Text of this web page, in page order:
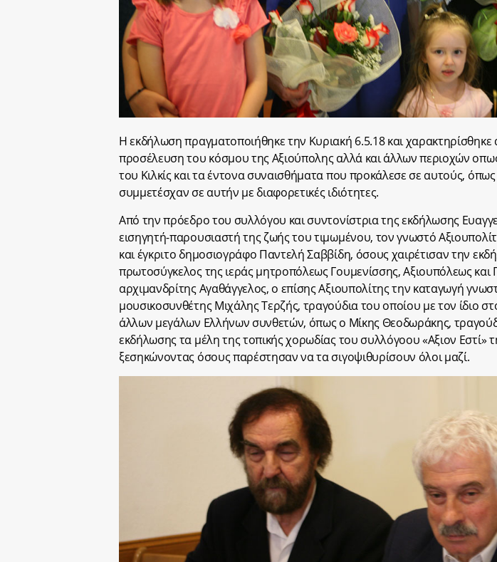
Η εκδήλωση πραγματοποιήθηκε την Κυριακή 6.5.18 και χαρακτηρίσθηκε
προσέλευση του κόσμου της Αξιούπολης αλλά και άλλων περιοχών
του Κιλκίς και τα έντονα συναισθήματα που προκάλεσε σε αυτούς,
συμμετέσχαν σε αυτήν με διαφορετικές ιδιότητες.
Από την πρόεδρο του συλλόγου και συντονίστρια της εκδήλωσης
εισηγητή-παρουσιαστή της ζωής του τιμωμένου, τον γνωστό
και έγκριτο δημοσιογράφο Παντελή Σαββίδη, όσους χαιρέτισαν την
πρωτοσύγκελος της ιεράς μητροπόλεως Γουμενίσσης, Αξιουπόλεως
αρχιμανδρίτης Αγαθάγγελος, ο επίσης Αξιουπολίτης την καταγωγή
μουσικοσυνθέτης Μιχάλης Τερζής, τραγούδια του οποίου με τον ίδιο
άλλων μεγάλων Ελλήνων συνθετών, όπως ο Μίκης Θεοδωράκης,
εκδήλωσης τα μέλη της τοπικής χορωδίας του συλλόγοου «Αξιον Εστί»
ξεσηκώνοντας όσους παρέστησαν να τα σιγοψιθυρίσουν όλοι μαζί.